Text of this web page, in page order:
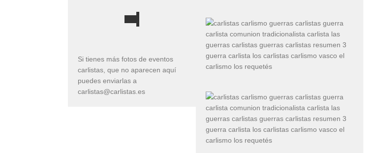
Si tienes más fotos de eventos
carlistas, que no aparecen aquí
puedes enviarlas a
carlistas@carlistas.es